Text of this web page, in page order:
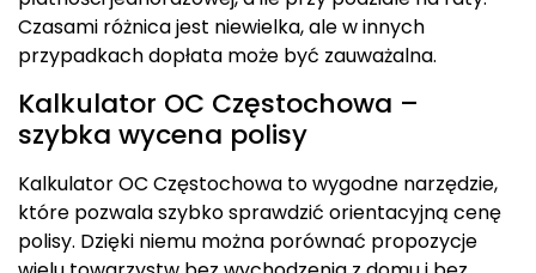
Czasami różnica jest niewielka, ale w innych
przypadkach dopłata może być zauważalna.
Kalkulator OC Częstochowa –
szybka wycena polisy
Kalkulator OC Częstochowa to wygodne narzędzie,
które pozwala szybko sprawdzić orientacyjną cenę
polisy. Dzięki niemu można porównać propozycje